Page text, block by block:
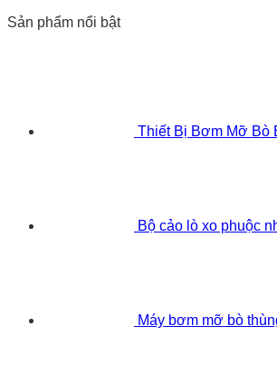
Sản phẩm nổi bật
Thiết Bị Bơm Mỡ Bò
Bộ cảo lò xo phuộc
Máy bơm mỡ bò